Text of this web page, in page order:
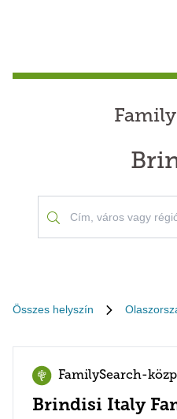
Összes helyszín
FamilySearch-
Brindisi Italy